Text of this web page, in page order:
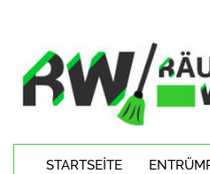
STARTSEITE